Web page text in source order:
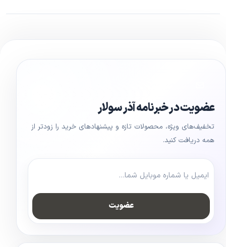
عضویت در خبرنامه آذر سولار
تخفیف‌های ویژه، محصولات تازه و پیشنهادهای خرید را زودتر از
همه دریافت کنید.
عضویت